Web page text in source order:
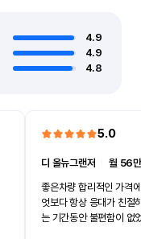
4.9
4.9
4.8
5.0
디 올뉴그랜저 ㅣ월 56
좋은차량 합리적인 가격
엇보다 항상 응대가 친절
는 기간동안 불편함이 없